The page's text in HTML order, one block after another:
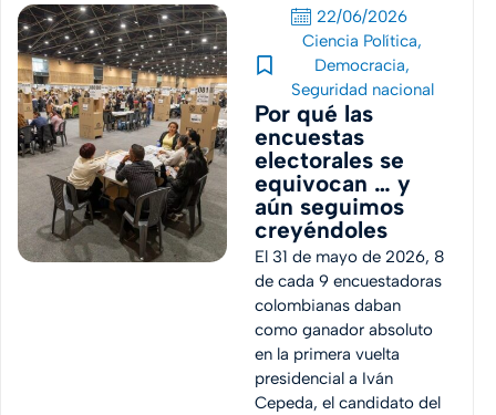
22/06/2026
Ciencia Política,
Democracia,
Seguridad nacional
Por qué las
encuestas
electorales se
equivocan … y
aún seguimos
creyéndoles
El 31 de mayo de 2026, 8
de cada 9 encuestadoras
colombianas daban
como ganador absoluto
en la primera vuelta
presidencial a Iván
Cepeda, el candidato del